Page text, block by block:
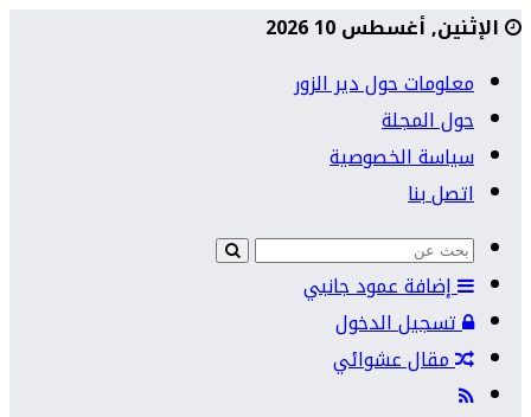
الإثنين, أغسطس 10 2026
معلومات حول دير الزور
حول المجلة
سياسة الخصوصية
اتصل بنا
إضافة عمود جانبي
تسجيل الدخول
مقال عشوائي